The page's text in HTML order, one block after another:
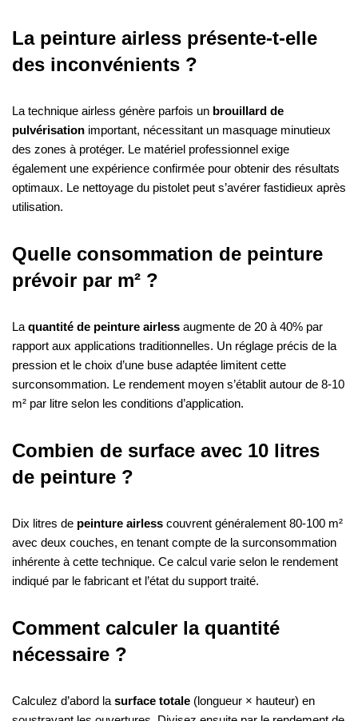
La peinture airless présente-t-elle
des inconvénients ?
La technique airless génère parfois un brouillard de
pulvérisation important, nécessitant un masquage minutieux
des zones à protéger. Le matériel professionnel exige
également une expérience confirmée pour obtenir des résultats
optimaux. Le nettoyage du pistolet peut s’avérer fastidieux après
utilisation.
Quelle consommation de peinture
prévoir par m² ?
La quantité de peinture airless augmente de 20 à 40% par
rapport aux applications traditionnelles. Un réglage précis de la
pression et le choix d’une buse adaptée limitent cette
surconsommation. Le rendement moyen s’établit autour de 8-10
m² par litre selon les conditions d’application.
Combien de surface avec 10 litres
de peinture ?
Dix litres de peinture airless couvrent généralement 80-100 m²
avec deux couches, en tenant compte de la surconsommation
inhérente à cette technique. Ce calcul varie selon le rendement
indiqué par le fabricant et l’état du support traité.
Comment calculer la quantité
nécessaire ?
Calculez d’abord la surface totale (longueur × hauteur) en